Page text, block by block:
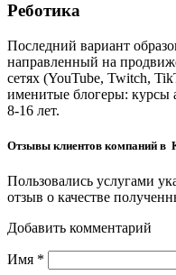
Реботика
Последний вариант
направленный на
сетях (YouTube, Twitch,
именитые блогеры: курсы
8-16 лет.
Отзывы клиентов компаний в
Пользовались услугами
отзыв о качестве
Добавить комментарий
Имя *